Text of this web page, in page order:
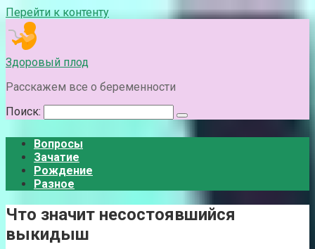
Перейти к контенту
Здоровый плод
Расскажем все о беременности
Поиск:
Вопросы
Зачатие
Рождение
Разное
Что значит несостоявшийся
выкидыш